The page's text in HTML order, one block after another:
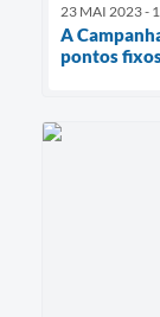
23 MAI 2023 -
A
pontos